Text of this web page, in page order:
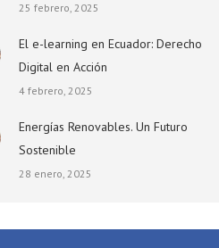
25 febrero, 2025
El e-learning en Ecuador: Derecho
Digital en Acción
4 febrero, 2025
Energías Renovables. Un Futuro
Sostenible
28 enero, 2025